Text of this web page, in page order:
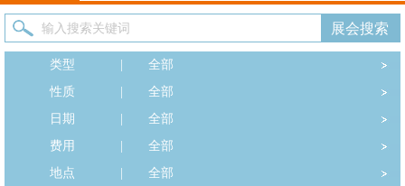
类型
全部
性质
全部
日期
全部
费用
全部
地点
全部